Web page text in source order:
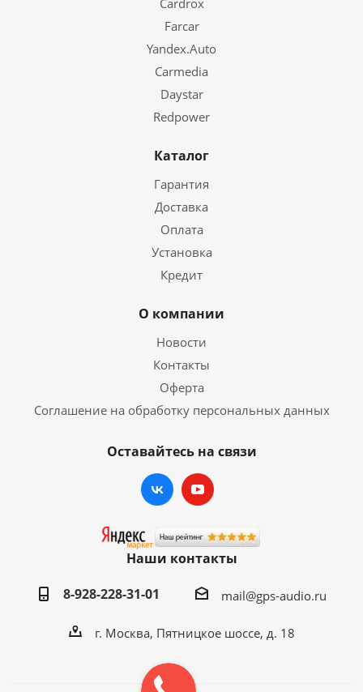
Cardrox
Farcar
Yandex.Auto
Carmedia
Daystar
Redpower
Каталог
Гарантия
Доставка
Оплата
Установка
Кредит
О компании
Новости
Контакты
Оферта
Соглашение на обработку персональных данных
Оставайтесь на связи
Наши контакты
8-928-228-31-01
mail@gps-audio.ru
г. Москва, Пятницкое шоссе, д. 18